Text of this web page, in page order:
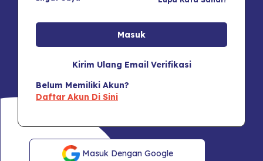
Kirim Ulang Email Verifikasi
Belum Memiliki Akun?
Daftar Akun Di Sini
Masuk Dengan Google